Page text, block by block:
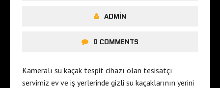
ADMIN
0 COMMENTS
Kameralı su kaçak tespit cihazı olan tesisatçı
servimiz ev ve iş yerlerinde gizli su kaçaklarının yerini